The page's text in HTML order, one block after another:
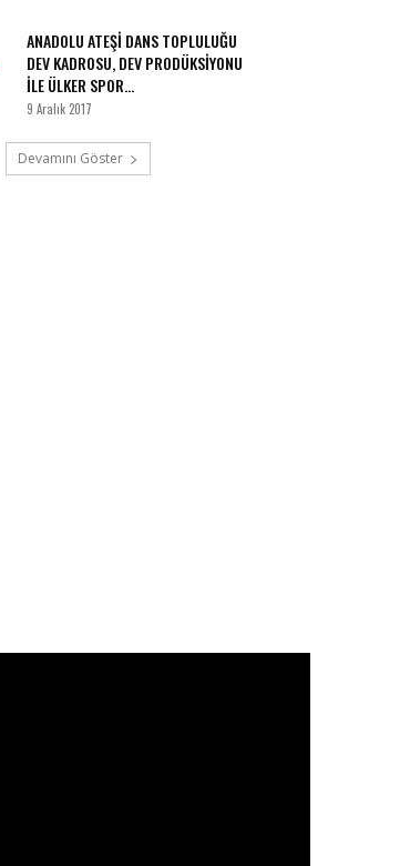
ANADOLU ATEŞİ DANS TOPLULUĞU
DEV KADROSU, DEV PRODÜKSİYONU
İLE ÜLKER SPOR...
9 Aralık 2017
Devamını Göster